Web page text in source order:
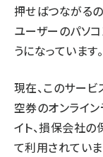
押せばつながるの
ユーザーのパソ
うになっています。
現在、このサービ
空券のオンライ
イト、損保会社
て利用されてい